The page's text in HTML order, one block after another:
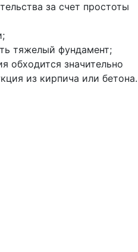
за счет простоты
тяжелый фундамент;
обходится значительно
из кирпича или бетона.